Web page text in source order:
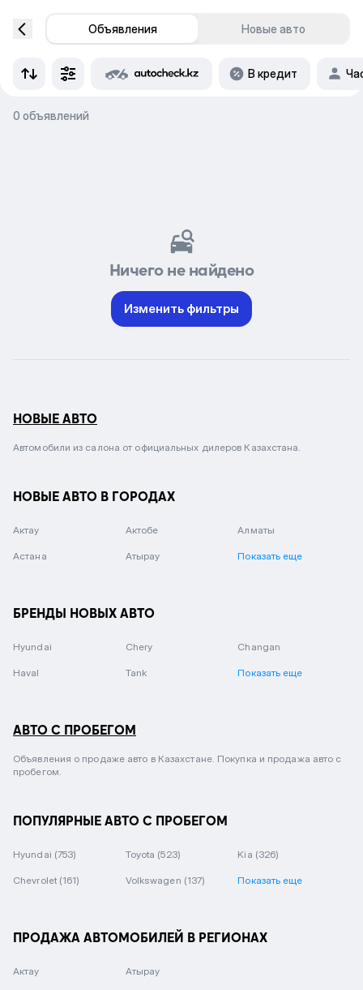
Объявления Новые авто
В кредит
0 объявлений
Ничего не найдено
Изменить фильтры
НОВЫЕ АВТО
Автомобили из салона от официальных дилеров Казахстана.
НОВЫЕ АВТО В ГОРОДАХ
Актау Актобе Алматы
Астана Атырау Показать еще
БРЕНДЫ НОВЫХ АВТО
Hyundai Chery Changan
Haval Tank Показать еще
АВТО С ПРОБЕГОМ
Объявления о продаже авто в Казахстане. Покупка и продажа авто с
пробегом.
ПОПУЛЯРНЫЕ АВТО С ПРОБЕГОМ
Hyundai (753) Toyota (523) Kia (326)
Chevrolet (161) Volkswagen (137) Показать еще
ПРОДАЖА АВТОМОБИЛЕЙ В РЕГИОНАХ
Актау Атырау